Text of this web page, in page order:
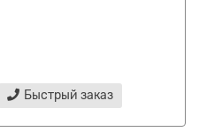
Быстрый заказ